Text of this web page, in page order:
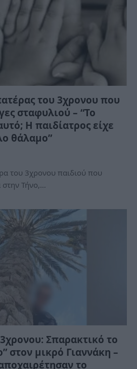
του 3χρονου που
σταφυλιού – “Το
Η παιδίατρος είχε
θάλαμο”
του 3χρονου παιδιού που
στην Τήνο,…
Σπαρακτικό το
στον μικρό Γιαννάκη –
το